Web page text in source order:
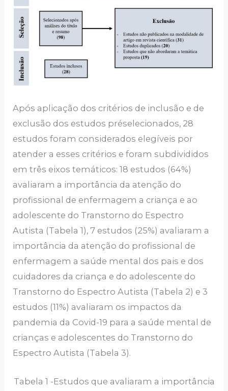
Após aplicação dos critérios de inclusão e de
exclusão dos estudos préselecionados, 28
estudos foram considerados elegíveis por
atender a esses critérios e foram subdivididos
em três eixos temáticos: 18 estudos (64%)
avaliaram a importância da atenção do
profissional de enfermagem a criança e ao
adolescente do Transtorno do Espectro
Autista (Tabela 1), 7 estudos (25%) avaliaram a
importância da atenção do profissional de
enfermagem a saúde mental dos pais e dos
cuidadores da criança e do adolescente do
Transtorno do Espectro Autista (Tabela 2) e 3
estudos (11%) avaliaram os impactos da
pandemia da Covid-19 para a saúde mental de
crianças e adolescentes do Transtorno do
Espectro Autista (Tabela 3).
Tabela 1 -Estudos que avaliaram a importância